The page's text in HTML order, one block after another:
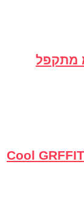
לילדים 145 מ"מ מתקפל